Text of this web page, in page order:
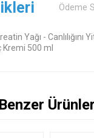
Ödeme
Yağı - Canlılığını
Kremi 500 ml
Benzer Ürünler